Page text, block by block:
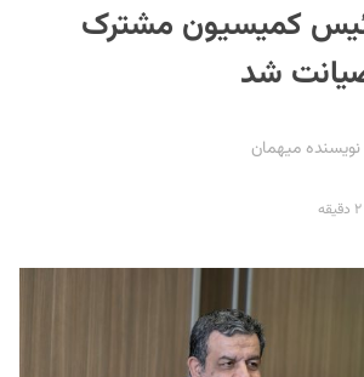
کمیسیون مشترک
شد
نویسنده میهمان